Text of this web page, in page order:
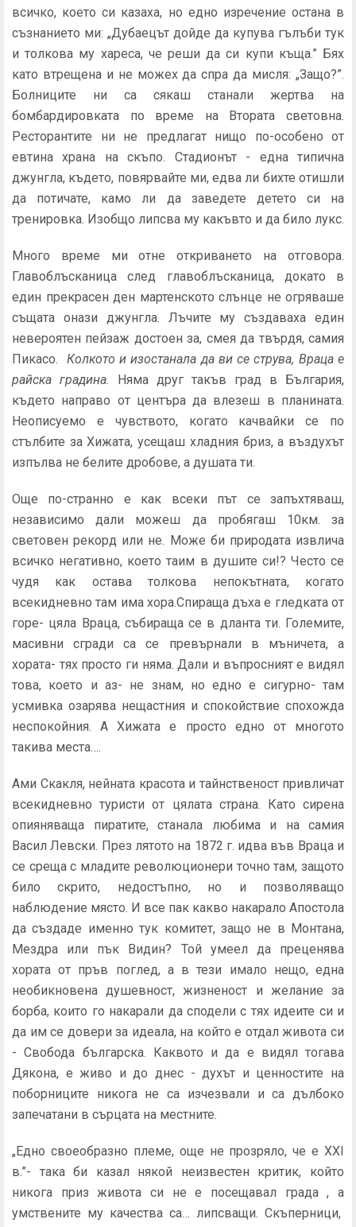
всичко, което си казаха, но едно изречение остана в
съзнанието ми: „Дубаецът дойде да купува гълъби тук
и толкова му хареса, че реши да си купи къща.” Бях
като втрещена и не можех да спра да мисля: „Защо?”.
Болниците ни са сякаш станали жертва на
бомбардировката по време на Втората световна.
Ресторантите ни не предлагат нищо по-особено от
евтина храна на скъпо. Стадионът - една типична
джунгла, където, повярвайте ми, едва ли бихте отишли
да потичате, камо ли да заведете детето си на
тренировка. Изобщо липсва му какъвто и да било лукс.
Много време ми отне откриването на отговора.
Главоблъсканица след главоблъсканица, докато в
един прекрасен ден мартенското слънце не огряваше
същата онази джунгла. Лъчите му създаваха един
невероятен пейзаж достоен за, смея да твърдя, самия
Пикасо. Колкото и изостанала да ви се струва, Враца е
райска градина.
Няма друг такъв град в България,
където направо от центъра да влезеш в планината.
Неописуемо е чувството, когато качвайки се по
стълбите за Хижата, усещаш хладния бриз, а въздухът
изпълва не белите дробове, а душата ти.
Още по-странно е как всеки път се запъхтяваш,
независимо дали можеш да пробягаш 10км. за
световен рекорд или не. Може би природата извлича
всичко негативно, което таим в душите си!? Често се
чудя как остава толкова непокътната, когато
всекидневно там има хора.Спираща дъха е гледката от
горе- цяла Враца, събираща се в дланта ти. Големите,
масивни сгради са се превърнали в мъничета, а
хората- тях просто ги няма. Дали и въпросният е видял
това, което и аз- не знам, но едно е сигурно- там
усмивка озарява нещастния и спокойствие спохожда
неспокойния. А Хижата е просто едно от многото
такива места….
Ами Скакля, нейната красота и тайнственост привличат
всекидневно туристи от цялата страна. Като сирена
опияняваща пиратите, станала любима и на самия
Васил Левски. През лятото на 1872 г. идва във Враца и
се среща с младите революционери точно там, защото
било скрито, недостъпно, но и позволяващо
наблюдение място. И все пак какво накарало Апостола
да създаде именно тук комитет, защо не в Монтана,
Мездра или пък Видин? Той умеел да преценява
хората от пръв поглед, а в тези имало нещо, една
необикновена душевност, жизненост и желание за
борба, които го накарали да сподели с тях идеите си и
да им се довери за идеала, на който е отдал живота си
- Свобода българска. Каквото и да е видял тогава
Дякона, е живо и до днес - духът и ценностите на
поборниците никога не са изчезвали и са дълбоко
запечатани в сърцата на местните.
„Едно своеобразно племе, още не прозряло, че е XXI
в.”- така би казал някой неизвестен критик, който
никога приз живота си не е посещавал града , а
умствените му качества са… липсващи. Скъперници,